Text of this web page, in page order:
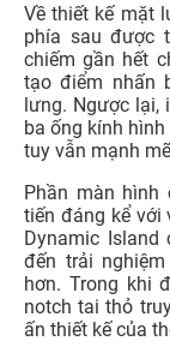
Về thiết kế mặt
phía sau được
chiếm gần hết
tạo điểm nhấn
lưng. Ngược lại,
ba ống kính
tuy vẫn mạnh
Phần màn hình
tiến đáng kể với
Dynamic Island
đến trải
hơn. Trong khi
notch tai thỏ
ấn thiết kế của